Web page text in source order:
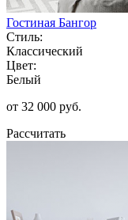
Гостиная Бангор
Стиль:
Классический
Цвет:
Белый
от 32 000 руб.
Рассчитать